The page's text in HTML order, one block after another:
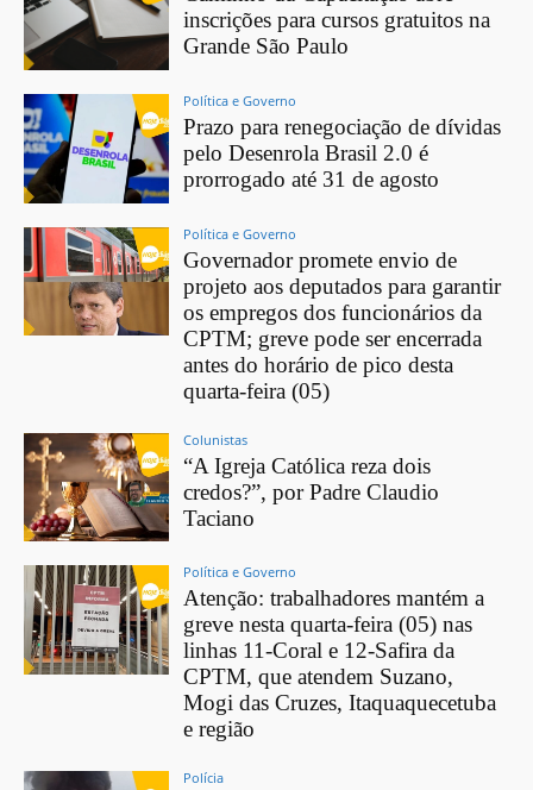
inscrições para cursos gratuitos na
Grande São Paulo
Política e Governo
Prazo para renegociação de dívidas
pelo Desenrola Brasil 2.0 é
prorrogado até 31 de agosto
Política e Governo
Governador promete envio de
projeto aos deputados para garantir
os empregos dos funcionários da
CPTM; greve pode ser encerrada
antes do horário de pico desta
quarta-feira (05)
Colunistas
“A Igreja Católica reza dois
credos?”, por Padre Claudio
Taciano
Política e Governo
Atenção: trabalhadores mantém a
greve nesta quarta-feira (05) nas
linhas 11-Coral e 12-Safira da
CPTM, que atendem Suzano,
Mogi das Cruzes, Itaquaquecetuba
e região
Polícia